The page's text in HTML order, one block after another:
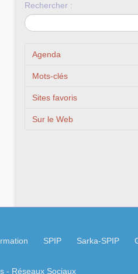
Rechercher :
Agenda
Mots-clés
Sites favoris
Sur le Web
SPIP Sarka-SPIP
- Réseaux Sociaux